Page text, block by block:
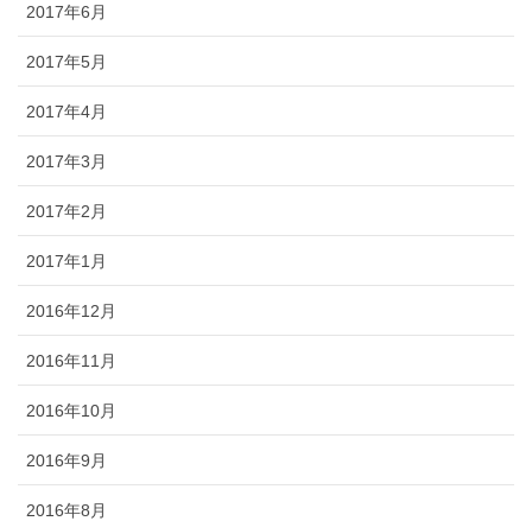
2017年6月
2017年5月
2017年4月
2017年3月
2017年2月
2017年1月
2016年12月
2016年11月
2016年10月
2016年9月
2016年8月